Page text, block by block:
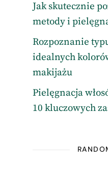
Jak skutecznie
metody i
Rozpoznanie
idealnych
makijażu
Pielęgnacja
10 kluczowych